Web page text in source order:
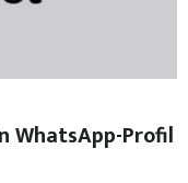
WhatsApp-Profil